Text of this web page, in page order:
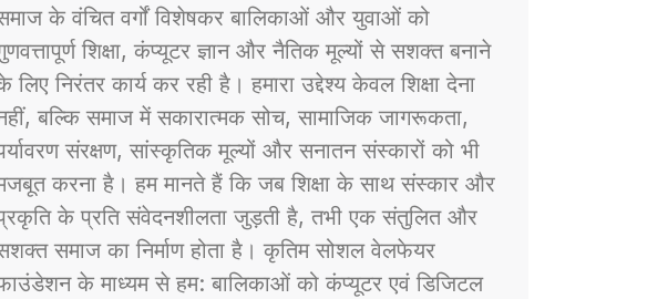
के वंचित वर्गों विशेषकर बालिकाओं और युवाओं को
शिक्षा, कंप्यूटर ज्ञान और नैतिक मूल्यों से सशक्त बनाने
लिए निरंतर कार्य कर रही है। हमारा उद्देश्य केवल शिक्षा देना
बल्कि समाज में सकारात्मक सोच, सामाजिक जागरूकता,
संरक्षण, सांस्कृतिक मूल्यों और सनातन संस्कारों को भी
करना है। हम मानते हैं कि जब शिक्षा के साथ संस्कार और
के प्रति संवेदनशीलता जुड़ती है, तभी एक संतुलित और
समाज का निर्माण होता है। कृतिम सोशल वेलफेयर
के माध्यम से हम: बालिकाओं को कंप्यूटर एवं डिजिटल